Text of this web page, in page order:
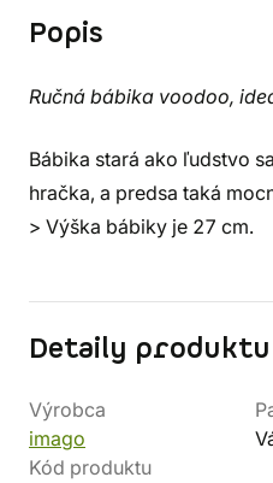
Popis
Ručná bábika voodoo,
Bábika stará ako ľudstvo
hračka, a predsa taká
> Výška bábiky je 27 cm.
Detaily produktu
Výrobca
imago
Kód produktu